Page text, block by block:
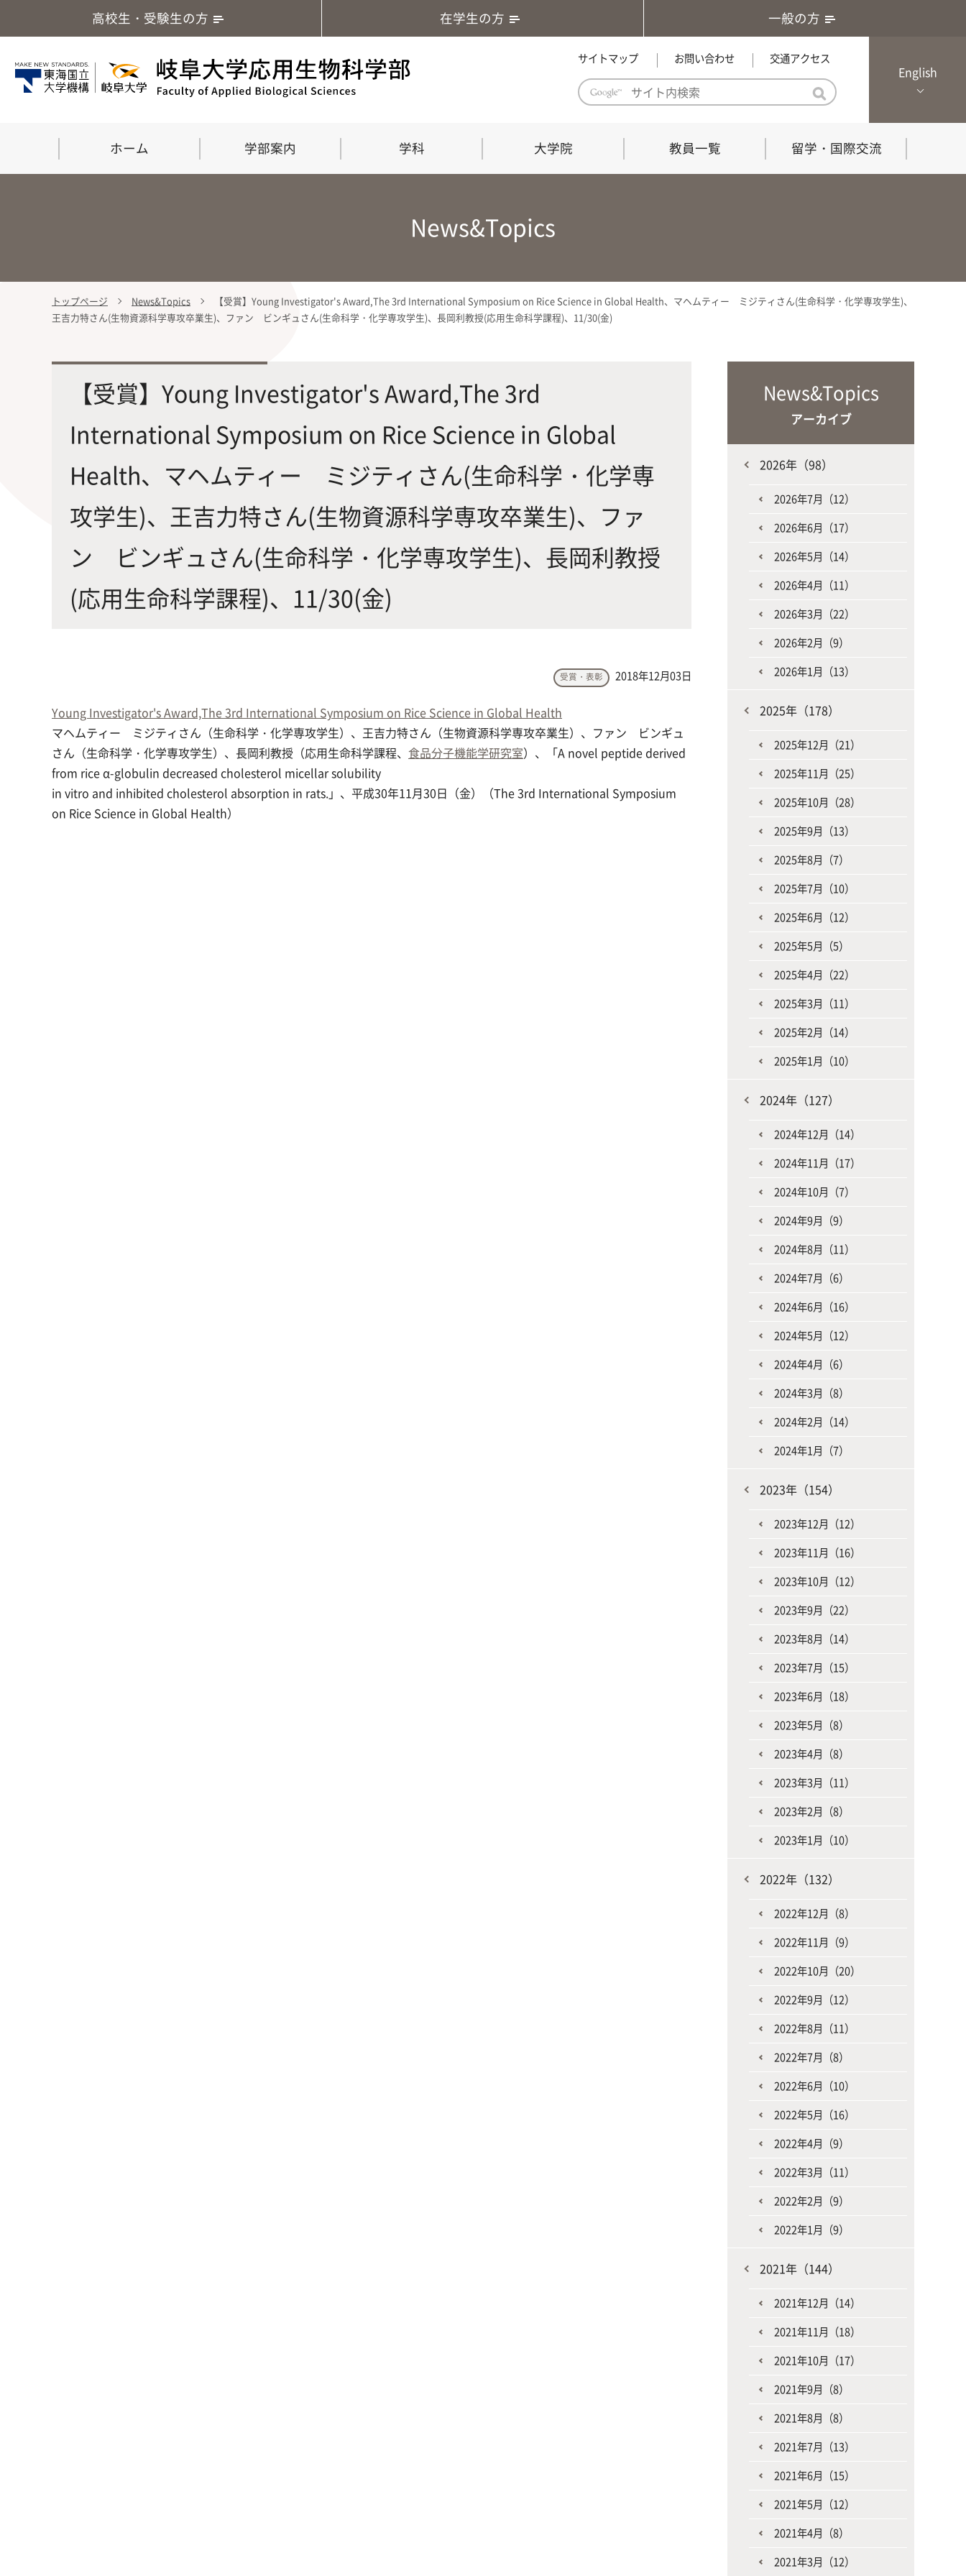
高校生・受験生の方 在学生の方 一般の方
サイトマップ お問い合わせ 交通アクセス
English
ホーム 学部案内
学部案内
教育理念・教育目標
「専門的能力の要素」「達成すべき
水準」「評価方法」
学科の教育における３つの方針と専
門的能力
学科
応用生命化学科
を融合し、生命化学のチカラで未来
食農生命科学科 生物圏環境学科 共同獣医学科
健康だけでなく、あらゆる命の専門
動物科学プログラム
旧課程・コースはこちら 応用生命科学課程 生産環境科学課程
大学院
大学院
連合獣医学研究科（博士課程）
教員一覧 留学・国際交流
留学・国際交流
News&Topics
トップページ News&Topics
【受賞】Young Investigator's Award,The 3rd International Symposium on Rice Science in Global Health、マヘムティー ミジティさん(生命科学・化学専攻学生)、
王吉力特さん(生物資源科学専攻卒業生)、ファン ビンギュさん(生命科学・化学専攻学生)、長岡利教授(応用生命科学課程)、11/30(金)
【受賞】Young Investigator's Award,The 3rd
International Symposium on Rice Science in Global
Health、マヘムティー ミジティさん(生命科学・化学専
攻学生)、王吉力特さん(生物資源科学専攻卒業生)、ファ
ン ビンギュさん(生命科学・化学専攻学生)、長岡利教授
(応用生命科学課程)、11/30(金)
受賞・表彰 2018年12月03日
Young Investigator's Award,The 3rd International Symposium on Rice Science in Global Health
マヘムティー ミジティさん（生命科学・化学専攻学生）、王吉力特さん（生物資源科学専攻卒業生）、ファン ビンギュ
さん（生命科学・化学専攻学生）、長岡利教授（応用生命科学課程、 食品分子機能学研究室）、「A novel peptide derived
from rice α-globulin decreased cholesterol micellar solubility
in vitro and inhibited cholesterol absorption in rats.」、平成30年11月30日（金）（The 3rd International Symposium
on Rice Science in Global Health）
News&Topics
アーカイブ
2026年（98）
2026年7月（12）
2026年6月（17）
2026年5月（14）
2026年4月（11）
2026年3月（22）
2026年2月（9）
2026年1月（13）
2025年（178）
2025年12月（21）
2025年11月（25）
2025年10月（28）
2025年9月（13）
2025年8月（7）
2025年7月（10）
2025年6月（12）
2025年5月（5）
2025年4月（22）
2025年3月（11）
2025年2月（14）
2025年1月（10）
2024年（127）
2024年12月（14）
2024年11月（17）
2024年10月（7）
2024年9月（9）
2024年8月（11）
2024年7月（6）
2024年6月（16）
2024年5月（12）
2024年4月（6）
2024年3月（8）
2024年2月（14）
2024年1月（7）
2023年（154）
2023年12月（12）
2023年11月（16）
2023年10月（12）
2023年9月（22）
2023年8月（14）
2023年7月（15）
2023年6月（18）
2023年5月（8）
2023年4月（8）
2023年3月（11）
2023年2月（8）
2023年1月（10）
2022年（132）
2022年12月（8）
2022年11月（9）
2022年10月（20）
2022年9月（12）
2022年8月（11）
2022年7月（8）
2022年6月（10）
2022年5月（16）
2022年4月（9）
2022年3月（11）
2022年2月（9）
2022年1月（9）
2021年（144）
2021年12月（14）
2021年11月（18）
2021年10月（17）
2021年9月（8）
2021年8月（8）
2021年7月（13）
2021年6月（15）
2021年5月（12）
2021年4月（8）
2021年3月（12）